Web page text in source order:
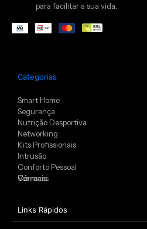
para facilitar a sua vida.
Categorias
Smart Home
Segurança
Nutrição Desportiva
Networking
Kits Profissionais
Intrusão
Conforto Pessoal
Câmaras
Ver mais
Links Rápidos